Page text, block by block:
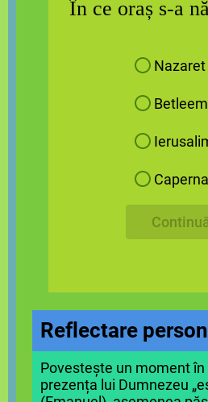
În ce oraș s-a
Nazaret
Betleem
Reflectare
Povestește un moment
prezența lui Dumnezeu